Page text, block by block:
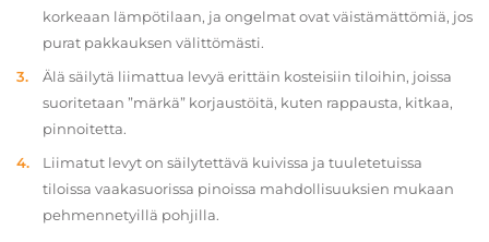
korkeaan lämpötilaan, ja ongelmat ovat väistämättömiä, jos
purat pakkauksen välittömästi.
Älä säilytä liimattua levyä erittäin kosteisiin tiloihin, joissa
suoritetaan ”märkä” korjaustöitä, kuten rappausta, kitkaa,
pinnoitetta.
Liimatut levyt on säilytettävä kuivissa ja tuuletetuissa
tiloissa vaakasuorissa pinoissa mahdollisuuksien mukaan
pehmennetyillä pohjilla.